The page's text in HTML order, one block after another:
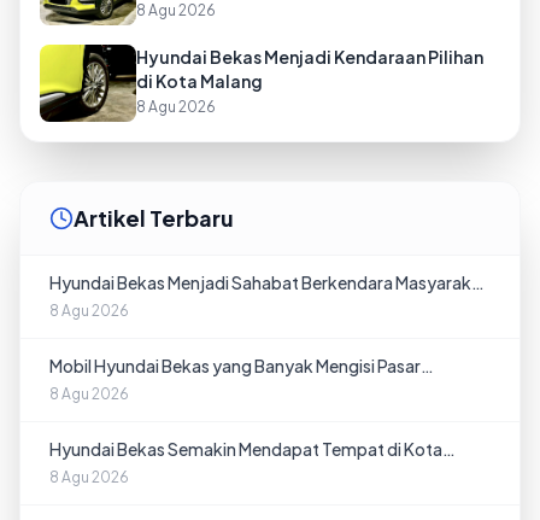
8 Agu 2026
Hyundai Bekas Menjadi Kendaraan Pilihan
di Kota Malang
8 Agu 2026
Artikel Terbaru
Hyundai Bekas Menjadi Sahabat Berkendara Masyarakat
Malang
8 Agu 2026
Mobil Hyundai Bekas yang Banyak Mengisi Pasar
Kendaraan Malang
8 Agu 2026
Hyundai Bekas Semakin Mendapat Tempat di Kota
Malang
8 Agu 2026